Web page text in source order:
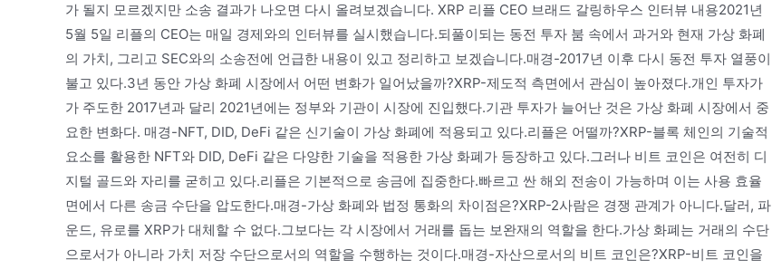
가 될지 모르겠지만 소송 결과가 나오면 다시 올려보겠습니다. XRP 리플 CEO 브래드 갈링하우스 인터뷰 내용2021년
5월 5일 리플의 CEO는 매일 경제와의 인터뷰를 실시했습니다.되풀이되는 동전 투자 붐 속에서 과거와 현재 가상 화폐
의 가치, 그리고 SEC와의 소송전에 언급한 내용이 있고 정리하고 보겠습니다.매경-2017년 이후 다시 동전 투자 열풍이
불고 있다.3년 동안 가상 화폐 시장에서 어떤 변화가 일어났을까?XRP-제도적 측면에서 관심이 높아졌다.개인 투자가
가 주도한 2017년과 달리 2021년에는 정부와 기관이 시장에 진입했다.기관 투자가 늘어난 것은 가상 화폐 시장에서 중
요한 변화다. 매경-NFT, DID, DeFi 같은 신기술이 가상 화폐에 적용되고 있다.리플은 어떨까?XRP-블록 체인의 기술적
요소를 활용한 NFT와 DID, DeFi 같은 다양한 기술을 적용한 가상 화폐가 등장하고 있다.그러나 비트 코인은 여전히 디
지털 골드와 자리를 굳히고 있다.리플은 기본적으로 송금에 집중한다.빠르고 싼 해외 전송이 가능하며 이는 사용 효율
면에서 다른 송금 수단을 압도한다.매경-가상 화폐와 법정 통화의 차이점은?XRP-2사람은 경쟁 관계가 아니다.달러, 파
운드, 유로를 XRP가 대체할 수 없다.그보다는 각 시장에서 거래를 돕는 보완재의 역할을 한다.가상 화폐는 거래의 수단
으로서가 아니라 가치 저장 수단으로서의 역할을 수행하는 것이다.매경-자산으로서의 비트 코인은?XRP-비트 코인을